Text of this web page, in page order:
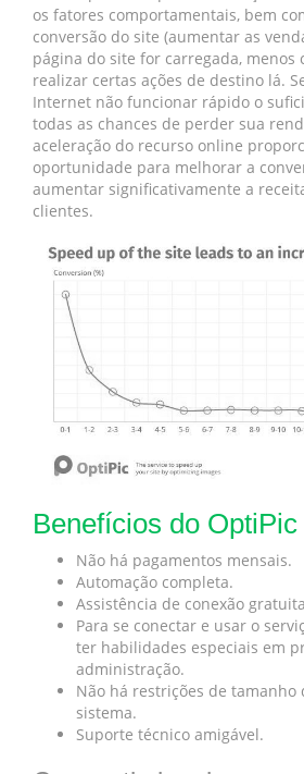
os fatores comportamentais, bem
conversão do site (aumentar as
página do site for carregada, menos
realizar certas ações de destino lá.
Internet não funcionar rápido o
todas as chances de perder sua
aceleração do recurso online
oportunidade para melhorar a
aumentar significativamente a
clientes.
Benefícios do OptiPic
Não há pagamentos mensais.
Automação completa.
Assistência de conexão
Para se conectar e usar o
ter habilidades especiais em
administração.
Não há restrições de tamanho
sistema.
Suporte técnico amigável.